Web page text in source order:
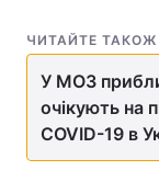
ЧИТАЙТЕ ТАКОЖ
У МОЗ
очікують на
COVID-19 в